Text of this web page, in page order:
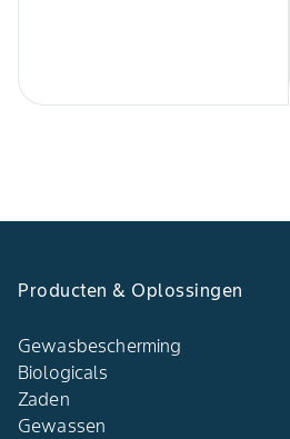
Producten & Oplossingen
Gewasbescherming
Biologicals
Zaden
Gewassen